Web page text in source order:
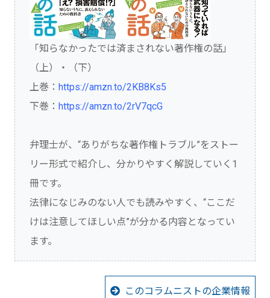
「知らなかったでは済まされない著作権の話」
（上）・（下）
上巻： https://amzn.to/2KB8Ks5
下巻： https://amzn.to/2rV7qcG
弁理士が、“ありがちな著作権トラブル”をストー
リー形式で紹介し、分かりやすく解説していく1
冊です。
法律になじみのない人でも読みやすく、“ここだ
けは注意してほしい点”が分かる内容となってい
ます。
このコラムニストの企業情報